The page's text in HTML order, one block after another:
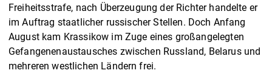
Freiheitsstrafe, nach Überzeugung der Richter handelte er
im Auftrag staatlicher russischer Stellen. Doch Anfang
August kam Krassikow im Zuge eines großangelegten
Gefangenenaustausches zwischen Russland, Belarus und
mehreren westlichen Ländern frei.